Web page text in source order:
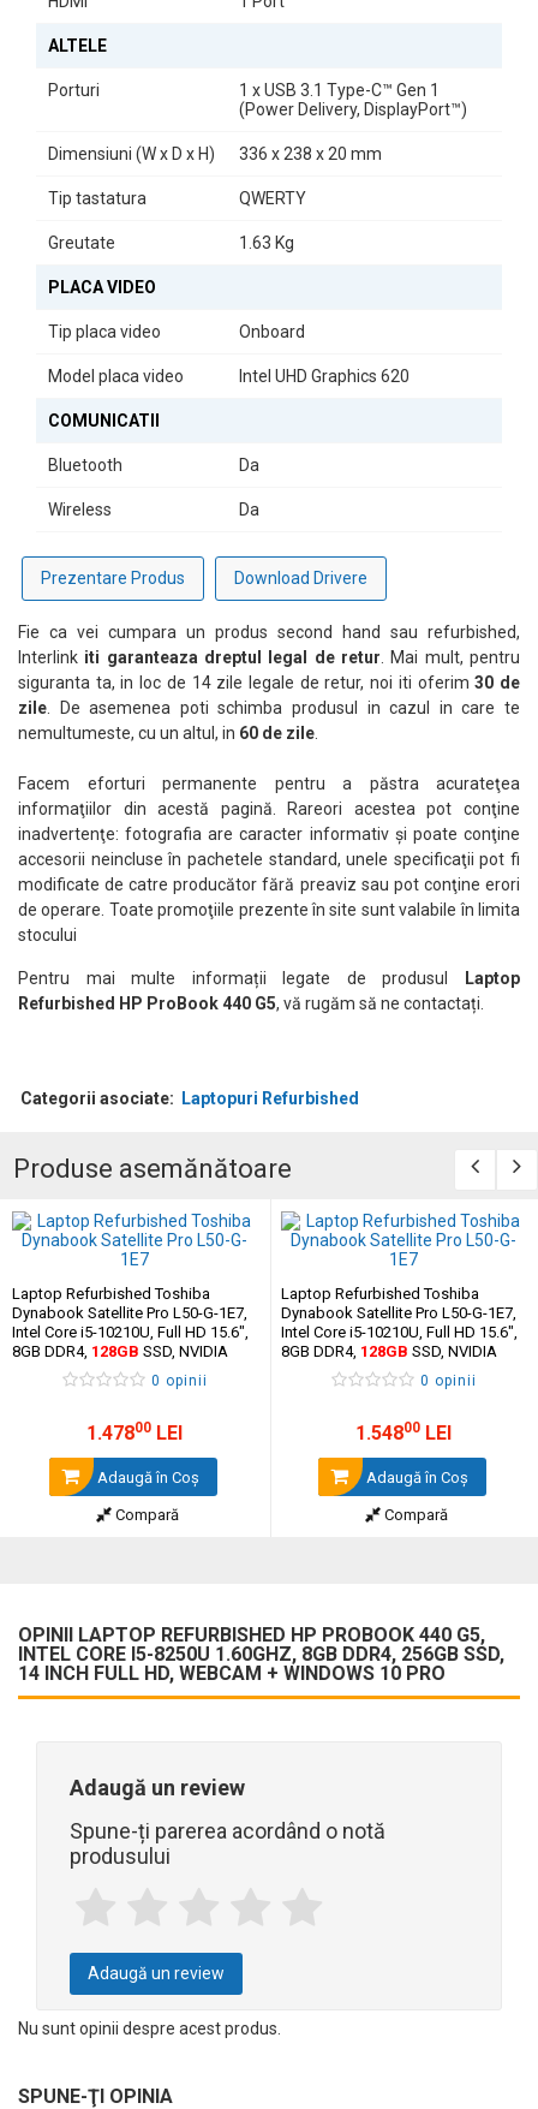
ALTELE
Porturi
1 x USB 3.1 Type-C™ Gen 1
(Power Delivery, DisplayPort™)
Dimensiuni (W x D x H) 336 x 238 x 20 mm
Tip tastatura QWERTY
Greutate 1.63 Kg
PLACA VIDEO
Tip placa video Onboard
Model placa video Intel UHD Graphics 620
COMUNICATII
Bluetooth Da
Wireless Da
Prezentare Produs Download Drivere
Fie ca vei cumpara un produs second hand sau refurbished,
Interlink iti garanteaza dreptul legal de retur . Mai mult, pentru
siguranta ta, in loc de 14 zile legale de retur, noi iti oferim30 de
zile . De asemenea poti schimba produsul in cazul in care te
nemultumeste, cu un altul, in 60 de zile
Facem eforturi permanente pentru a păstra acurateţea
informaţiilor din acestă pagină. Rareori acestea pot conţine
inadvertenţe: fotografia are caracter informativ şi poate conţine
accesorii neincluse în pachetele standard, unele specificaţii pot fi
modificate de catre producător fără preaviz sau pot conţine erori
de operare. Toate promoţiile prezente în site sunt valabile în limita
stocului
Pentru mai multe informații legate de produsul
Laptop
Refurbished HP ProBook 440 G5, vă rugăm să ne contactați.
Categorii asociate: Laptopuri Refurbished
Produse asemănătoare
Laptop Refurbished Toshiba
Dynabook Satellite Pro L50-G-1E7,
Intel Core i5-10210U, Full HD 15.6",
8GB DDR4, 128GB SSD, ‎NVIDIA
GeForce MX250 2GB GDDR5,
camera Web + Windows 11 Home
0 opinii
1.47800 LEI
Adaugă în Coş
Compară
Laptop Refurbished Toshiba
Dynabook Satellite Pro L50-G-1E7,
Intel Core i5-10210U, Full HD 15.6",
8GB DDR4, 128GB SSD, ‎NVIDIA
GeForce MX250 2GB GDDR5,
camera Web + Windows 11 Pro
0 opinii
1.54800 LEI
Adaugă în Coş
Compară
OPINII LAPTOP REFURBISHED HP PROBOOK 440 G5,
INTEL CORE I5-8250U 1.60GHZ, 8GB DDR4, 256GB SSD,
14 INCH FULL HD, WEBCAM + WINDOWS 10 PRO
Adaugă un review
Spune-ți parerea acordând o notă
produsului
Adaugă un review
Nu sunt opinii despre acest produs.
SPUNE-ŢI OPINIA